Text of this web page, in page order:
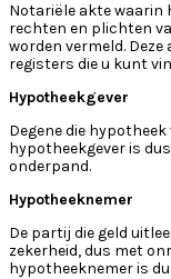
Notariële akte waarin
rechten en plichten
worden vermeld.
registers die u kunt
Hypotheekgever
Degene die
hypotheekgever is
onderpand.
Hypotheeknemer
De partij die geld
zekerheid, dus met
hypotheeknemer is